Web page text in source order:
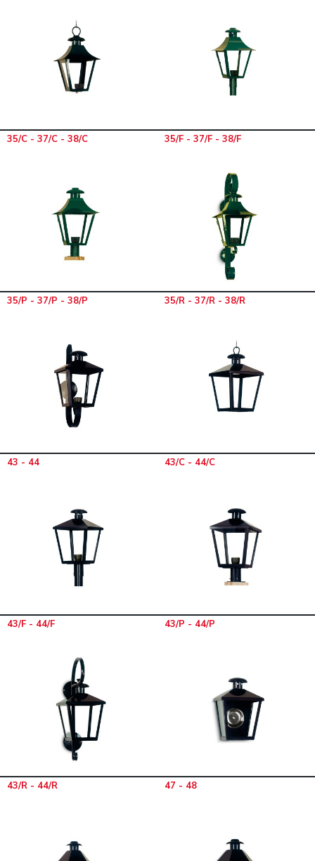
35/C - 37/C - 38/C 35/F - 37/F - 38/F
35/P - 37/P - 38/P 35/R - 37/R - 38/R
43 - 44 43/C - 44/C
43/F - 44/F 43/P - 44/P
43/R - 44/R 47 - 48